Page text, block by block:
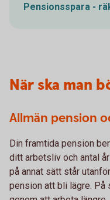
Pensionsspara -
När ska man
Allmän pension
Din framtida pension
ditt arbetsliv och antal
på annat sätt står
pension att bli lägre. På